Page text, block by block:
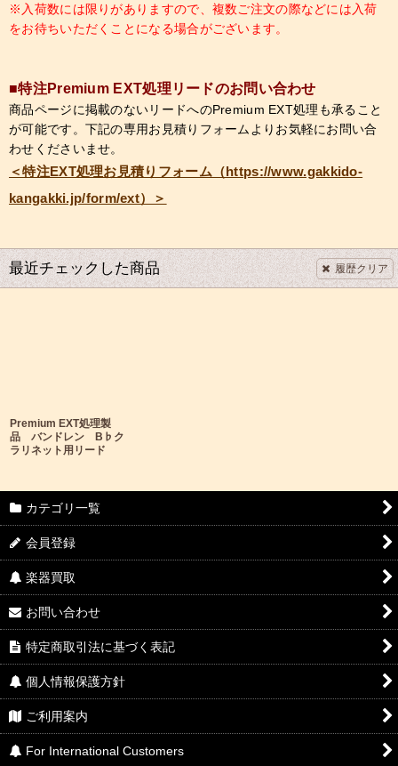
※入荷数には限りがありますので、複数ご注文の際などには入荷
をお待ちいただくことになる場合がございます。
■特注Premium EXT処理リードのお問い合わせ
商品ページに掲載のないリードへのPremium EXT処理も承ること
が可能です。下記の専用お見積りフォームよりお気軽にお問い合
わせくださいませ。
＜特注EXT処理お見積りフォーム（https://www.gakkido-
kangakki.jp/form/ext）＞
最近チェックした商品 履歴クリア
Premium EXT処理製
品 バンドレン B♭ク
ラリネット用リード
カテゴリ一覧
会員登録
楽器買取
お問い合わせ
特定商取引法に基づく表記
個人情報保護方針
ご利用案内
For International Customers